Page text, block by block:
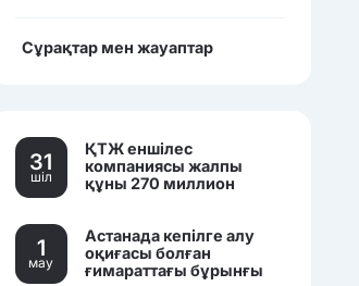
Сұрақтар мен жауаптар
31
шiл
ҚТЖ еншілес
компаниясы жалпы
құны 270 миллион
қойды.
1
мау
Астанада кепілге алу
оқиғасы болған
ғимараттағы бұрынғы